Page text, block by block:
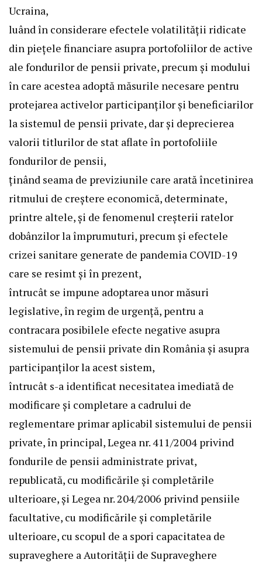
Ucraina,
luând în considerare efectele volatilității ridicate
din piețele financiare asupra portofoliilor de active
ale fondurilor de pensii private, precum și modului
în care acestea adoptă măsurile necesare pentru
protejarea activelor participanților și beneficiarilor
la sistemul de pensii private, dar și deprecierea
valorii titlurilor de stat aflate în portofoliile
fondurilor de pensii,
ținând seama de previziunile care arată încetinirea
ritmului de creștere economică, determinate,
printre altele, și de fenomenul creșterii ratelor
dobânzilor la împrumuturi, precum și efectele
crizei sanitare generate de pandemia COVID-19
care se resimt și în prezent,
întrucât se impune adoptarea unor măsuri
legislative, în regim de urgență, pentru a
contracara posibilele efecte negative asupra
sistemului de pensii private din România și asupra
participanților la acest sistem,
întrucât s-a identificat necesitatea imediată de
modificare și completare a cadrului de
reglementare primar aplicabil sistemului de pensii
private, în principal, Legea nr. 411/2004 privind
fondurile de pensii administrate privat,
republicată, cu modificările și completările
ulterioare, și Legea nr. 204/2006 privind pensiile
facultative, cu modificările și completările
ulterioare, cu scopul de a spori capacitatea de
supraveghere a Autorității de Supraveghere